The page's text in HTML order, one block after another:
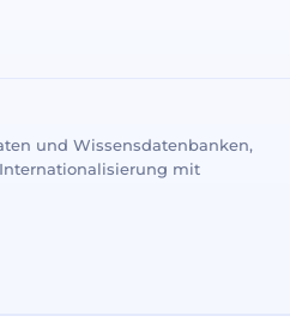
und Wissensdatenbanken,
mit